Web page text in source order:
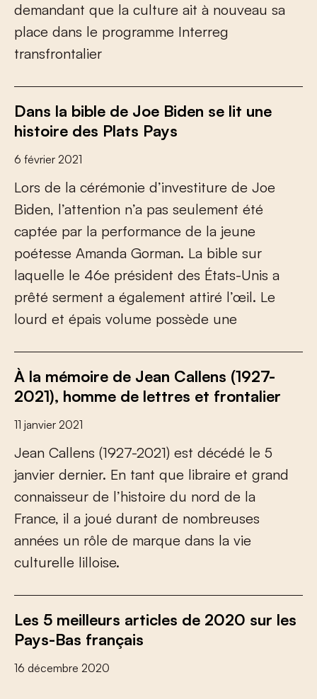
demandant que la culture ait à nouveau sa
place dans le programme Interreg
transfrontalier
Dans la bible de Joe Biden se lit une
histoire des Plats Pays
6 février 2021
Lors de la cérémonie d’investiture de Joe
Biden, l’attention n’a pas seulement été
captée par la performance de la jeune
poétesse Amanda Gorman. La bible sur
laquelle le 46e président des États-Unis a
prêté serment a également attiré l’œil. Le
lourd et épais volume possède une
À la mémoire de Jean Callens (1927-
2021), homme de lettres et frontalier
11 janvier 2021
Jean Callens (1927-2021) est décédé le 5
janvier dernier. En tant que libraire et grand
connaisseur de l’histoire du nord de la
France, il a joué durant de nombreuses
années un rôle de marque dans la vie
culturelle lilloise.
Les 5 meilleurs articles de 2020 sur les
Pays-Bas français
16 décembre 2020